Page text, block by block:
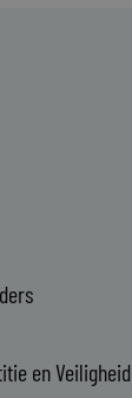
en Veiligheid